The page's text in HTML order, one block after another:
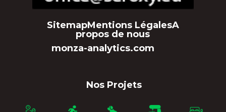
SitemapMentions LégalesA
propos de nous
monza-analytics.com
Nos Projets